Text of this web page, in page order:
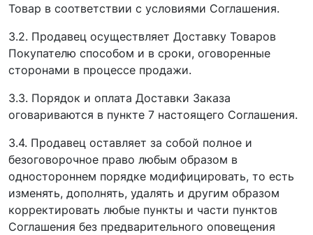
Товар в соответствии с условиями Соглашения.
3.2. Продавец осуществляет Доставку Товаров
Покупателю способом и в сроки, оговоренные
сторонами в процессе продажи.
3.3. Порядок и оплата Доставки Заказа
оговариваются в пункте 7 настоящего Соглашения.
3.4. Продавец оставляет за собой полное и
безоговорочное право любым образом в
одностороннем порядке модифицировать, то есть
изменять, дополнять, удалять и другим образом
корректировать любые пункты и части пунктов
Соглашения без предварительного оповещения